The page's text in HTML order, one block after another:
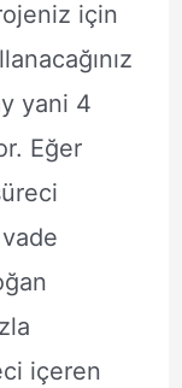
için
yani 4
Eğer
vade
içeren